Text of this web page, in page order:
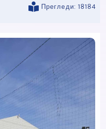
Прегледи: 18184